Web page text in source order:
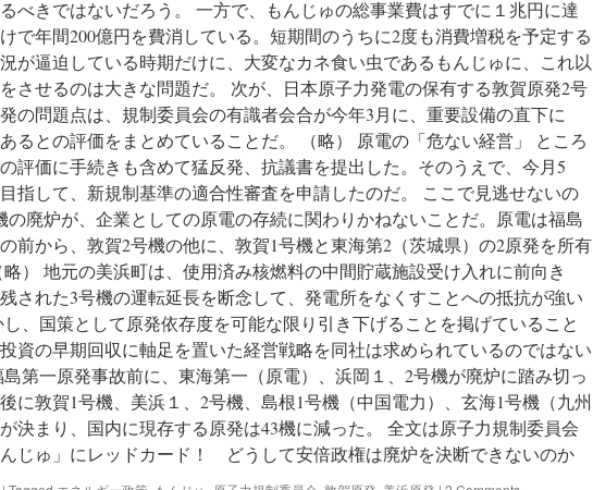
べきではないだろう。 一方で、もんじゅの総事業費はすでに１兆円に達
で年間200億円を費消している。短期間のうちに2度も消費増税を予定する
が逼迫している時期だけに、大変なカネ食い虫であるもんじゅに、これ以
をさせるのは大きな問題だ。 次が、日本原子力発電の保有する敦賀原発2号
の問題点は、規制委員会の有識者会合が今年3月に、重要設備の直下に
あるとの評価をまとめていることだ。 （略） 原電の「危ない経営」 ところ
評価に手続きも含めて猛反発、抗議書を提出した。そのうえで、今月5
指して、新規制基準の適合性審査を申請したのだ。 ここで見逃せないの
の廃炉が、企業としての原電の存続に関わりかねないことだ。原電は福島
前から、敦賀2号機の他に、敦賀1号機と東海第2（茨城県）の2原発を所有
略） 地元の美浜町は、使用済み核燃料の中間貯蔵施設受け入れに前向き
された3号機の運転延長を断念して、発電所をなくすことへの抵抗が強い
、国策として原発依存度を可能な限り引き下げることを掲げていること
資の早期回収に軸足を置いた経営戦略を同社は求められているのではない
第一原発事故前に、東海第一（原電）、浜岡１、2号機が廃炉に踏み切っ
に敦賀1号機、美浜１、2号機、島根1号機（中国電力）、玄海1号機（九州
決まり、国内に現存する原発は43機に減った。 全文は原子力規制委員会
じゅ」にレッドカード！ どうして安倍政権は廃炉を決断できないのか